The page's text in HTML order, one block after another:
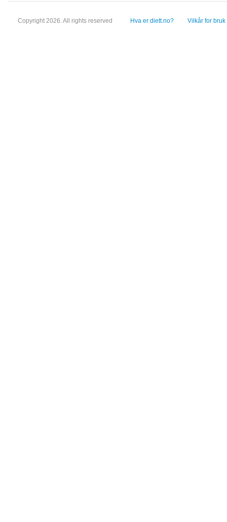
Copyright 2026. All rights reserved Hva er diett.no? Vilkår for bruk